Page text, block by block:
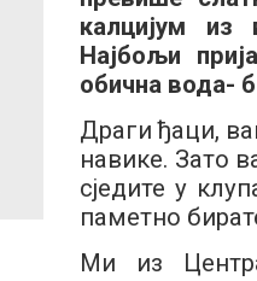
калцијум из
Најбољи
обична вода-
Драги ђаци,
навике. Зато
сједите у
паметно
Ми из